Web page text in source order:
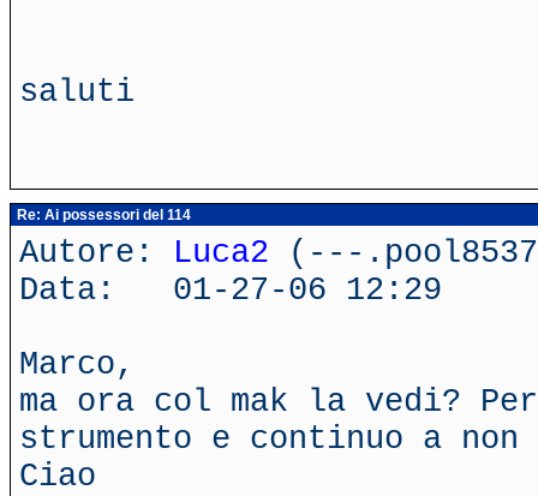
saluti
Re: Ai possessori del 114
Autore: Luca2 (---
Data: 01-27-06 12:29
Marco,
ma ora col mak la vedi?
strumento e continuo a
Ciao